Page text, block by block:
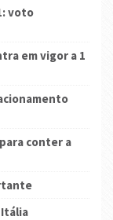
voto
em vigor a 1
conter a